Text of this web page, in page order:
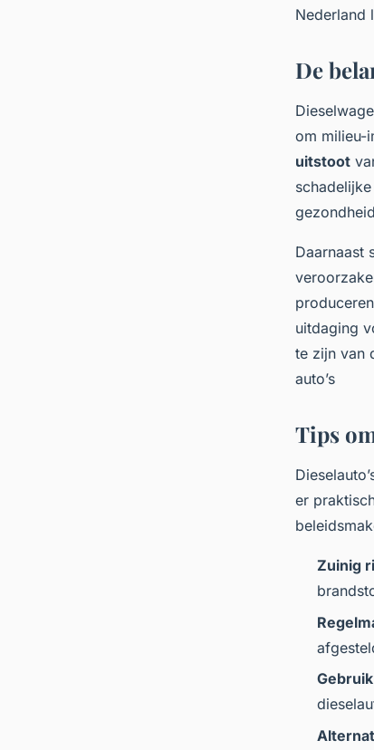
Nederland
De
om milieu-
uitstoot
Daarnaast
uitdaging
te zijn van
auto’s
Tips
er
Zuinig